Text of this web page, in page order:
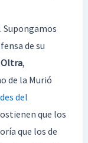
Supongamos
de su
Oltra,
de la Murió
del
que los
que los de